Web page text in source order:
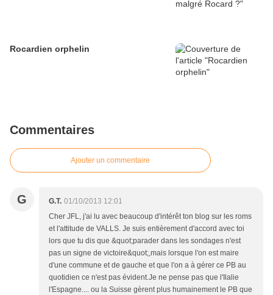
Rocardien orphelin
Commentaires
Ajouter un commentaire
G G.T. 01/10/2013 12:01
Cher JFL, j'ai lu avec beaucoup d'intérêt ton blog sur les roms
et l'attitude de VALLS. Je suis entièrement d'accord avec toi
lors que tu dis que &quot;parader dans les sondages n'est
pas un signe de victoire&quot;,mais lorsque l'on est maire
d'une commune et de gauche et que l'on a à gérer ce PB au
quotidien ce n'est pas évident.Je ne pense pas que l'Ilalie
l'Espagne.... ou la Suisse gèrent plus humainement le PB que